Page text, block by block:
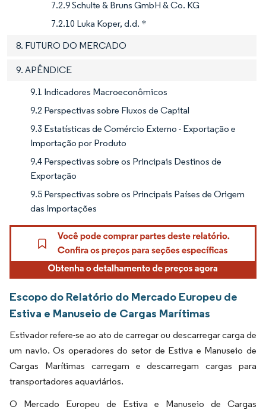
7.2.9 Schulte & Bruns GmbH & Co. KG
7.2.10 Luka Koper, d.d. *
8. FUTURO DO MERCADO
9. APÊNDICE
9.1 Indicadores Macroeconômicos
9.2 Perspectivas sobre Fluxos de Capital
9.3 Estatísticas de Comércio Externo - Exportação e
Importação por Produto
9.4 Perspectivas sobre os Principais Destinos de
Exportação
9.5 Perspectivas sobre os Principais Países de Origem
das Importações
Escopo do Relatório do Mercado Europeu de
Estiva e Manuseio de Cargas Marítimas
Estivador refere-se ao ato de carregar ou descarregar carga de
um navio. Os operadores do setor de Estiva e Manuseio de
Cargas Marítimas carregam e descarregam cargas para
transportadores aquaviários.
O Mercado Europeu de Estiva e Manuseio de Cargas